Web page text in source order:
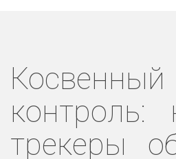
Косвенный
контроль:
трекеры